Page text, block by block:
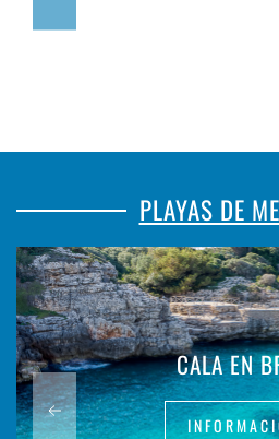
PLAYAS DE